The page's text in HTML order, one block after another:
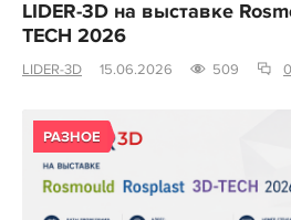
LIDER-3D на выставке
TECH 2026
LIDER-3D 15.06.2026 509 0
РАЗНОЕ